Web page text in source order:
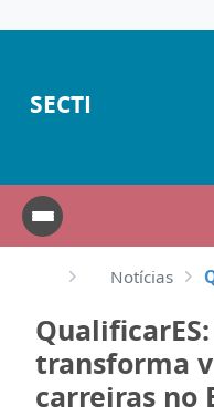
SECTI
Notícias
transforma
carreiras no